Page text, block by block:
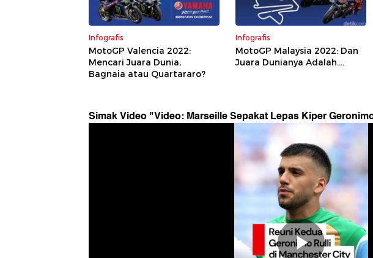
Infografis
MotoGP Valencia 2022:
Mencari Juara Dunia,
Bagnaia atau Quartararo?
Infografis
MotoGP Malaysia 2022: Dan
Juara Dunianya Adalah....
Simak Video "Video: Marseille Sepakat Lepas Kiper